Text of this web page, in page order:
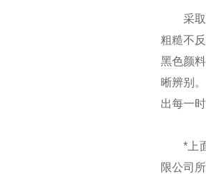
采取非
粗糙不
黑色颜
晰辨别
出每一
*上面
限公司